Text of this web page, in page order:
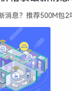
消息？推荐500M包2